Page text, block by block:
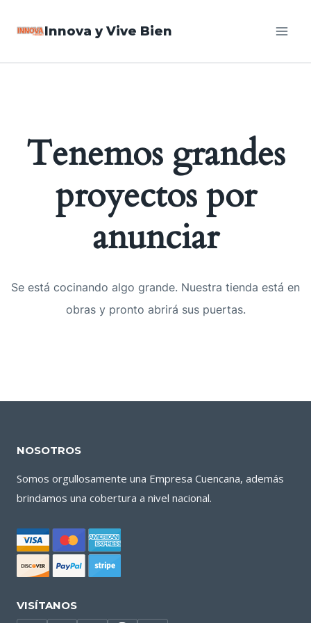
Innova y Vive Bien
Tenemos grandes
proyectos por
anunciar
Se está cocinando algo grande. Nuestra tienda está en
obras y pronto abrirá sus puertas.
NOSOTROS
Somos orgullosamente una Empresa Cuencana, además
brindamos una cobertura a nivel nacional.
VISÍTANOS